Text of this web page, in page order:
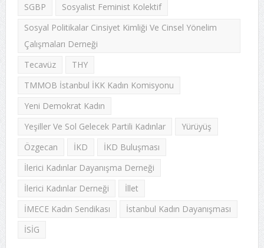
SGBP
Sosyalist Feminist Kolektif
Sosyal Politikalar Cinsiyet Kimliği Ve Cinsel Yönelim
Çalışmaları Derneği
Tecavüz
THY
TMMOB İstanbul İKK Kadın Komisyonu
Yeni Demokrat Kadın
Yeşiller Ve Sol Gelecek Partili Kadınlar
Yürüyüş
Özgecan
İKD
İKD Buluşması
İlerici Kadınlar Dayanışma Derneği
İlerici Kadınlar Derneği
İllet
İMECE Kadın Sendikası
İstanbul Kadın Dayanışması
İSİG